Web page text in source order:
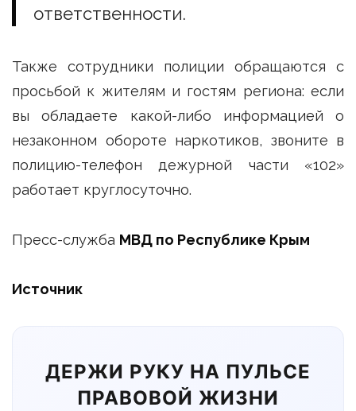
ответственности.
Также сотрудники полиции обращаются с
просьбой к жителям и гостям региона: если
вы обладаете какой-либо информацией о
незаконном обороте наркотиков, звоните в
полицию-телефон дежурной части «102»
работает круглосуточно.
Пресс-служба МВД по Республике Крым
Источник
ДЕРЖИ РУКУ НА ПУЛЬСЕ
ПРАВОВОЙ ЖИЗНИ